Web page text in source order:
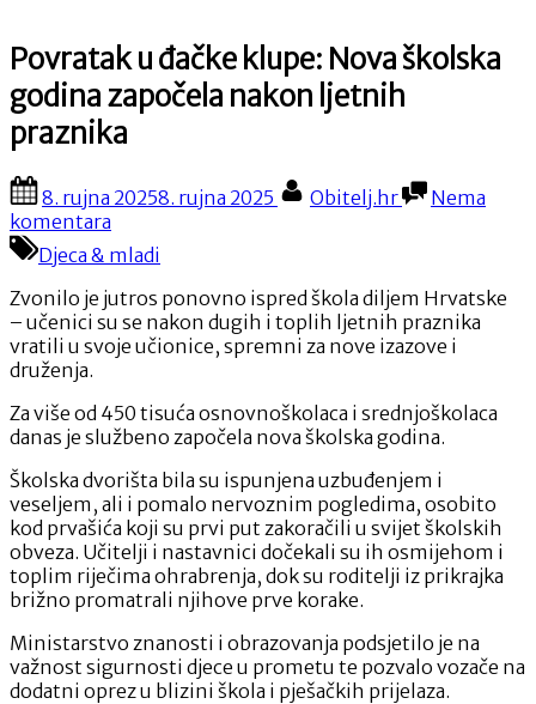
Povratak u đačke klupe: Nova školska
godina započela nakon ljetnih
praznika
Posted
on
8. rujna 20258. rujna 2025 By
Obitelj.hr
Nema
komentara
Povratak
u
đačke
klupe:
Nova
školska
započela
nakon
praznika
Djeca & mladi
Zvonilo je jutros ponovno ispred škola diljem Hrvatske
– učenici su se nakon dugih i toplih ljetnih praznika
vratili u svoje učionice, spremni za nove izazove i
druženja.
Za više od 450 tisuća osnovnoškolaca i srednjoškolaca
danas je službeno započela nova školska godina.
Školska dvorišta bila su ispunjena uzbuđenjem i
veseljem, ali i pomalo nervoznim pogledima, osobito
kod prvašića koji su prvi put zakoračili u svijet školskih
obveza. Učitelji i nastavnici dočekali su ih osmijehom i
toplim riječima ohrabrenja, dok su roditelji iz prikrajka
brižno promatrali njihove prve korake.
Ministarstvo znanosti i obrazovanja podsjetilo je na
važnost sigurnosti djece u prometu te pozvalo vozače na
dodatni oprez u blizini škola i pješačkih prijelaza.